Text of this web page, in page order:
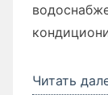
Читать